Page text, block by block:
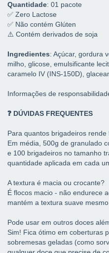
Quantidade: 01 pacote
✅ Zero Lactose
✅ Não contém Glúten
⚠️ Contém derivados de soja
Ingredientes: Açúcar, gordura
milho, glicose, emulsificante
caramelo IV (INS-150D),
Informações de
❓ DÚVIDAS FREQUENTES
Para quantos brigadeiros rende
Em média, 500g de granulado
e 100 brigadeiros no tamanho
quantidade aplicada em cada
A textura é macia ou crocante?
É flocos macio - não endurece
mantém a textura suave
Pode usar em outros doces
Sim! Fica ótimo em coberturas
sobremesas geladas (como